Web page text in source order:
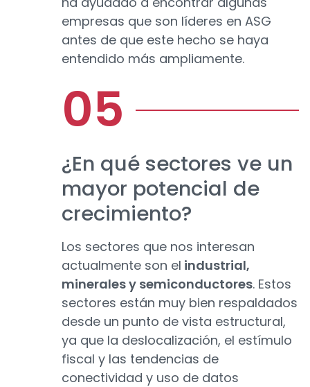
empresas que son líderes en ASG
antes de que este hecho se haya
entendido más ampliamente.
¿En qué sectores ve un
mayor potencial de
crecimiento?
Los sectores que nos interesan
actualmente son el industrial,
minerales y semiconductores. Estos
sectores están muy bien respaldados
desde un punto de vista estructural,
ya que la deslocalización, el estímulo
fiscal y las tendencias de
conectividad y uso de datos